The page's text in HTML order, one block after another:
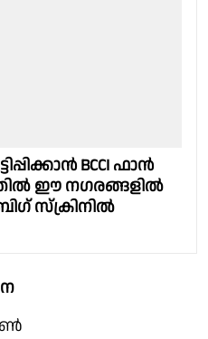
BCCI ഫാന്‍‌
ഈ നഗരങ്ങളില്‍
സ്ക്രിനിൽ